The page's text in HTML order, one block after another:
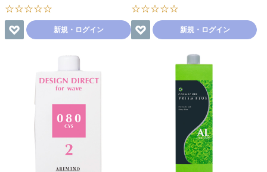
☆☆☆☆☆
新規・ログイン
☆☆☆☆☆
新規・ログイン